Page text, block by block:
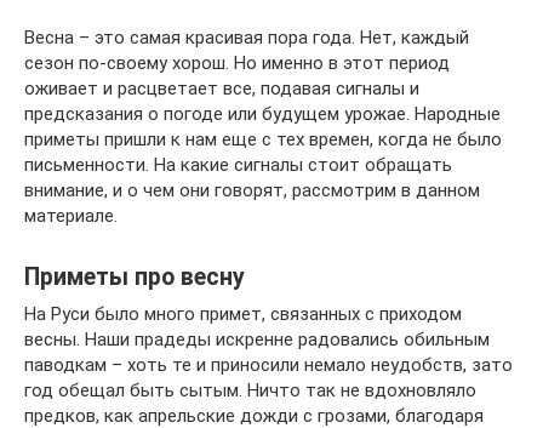
Весна – это самая красивая пора года. Нет, каждый
сезон по-своему хорош. Но именно в этот период
оживает и расцветает все, подавая сигналы и
предсказания о погоде или будущем урожае. Народные
приметы пришли к нам еще с тех времен, когда не было
письменности. На какие сигналы стоит обращать
внимание, и о чем они говорят, рассмотрим в данном
материале.
Приметы про весну
На Руси было много примет, связанных с приходом
весны. Наши прадеды искренне радовались обильным
паводкам – хоть те и приносили немало неудобств, зато
год обещал быть сытым. Ничто так не вдохновляло
предков, как апрельские дожди с грозами, благодаря